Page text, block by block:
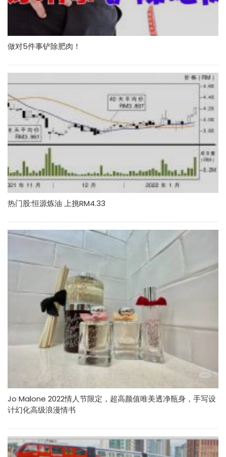
做对5件事铲除肥肉！
热门股:恒源炼油 上挑RM4.33
Jo Malone 2022情人节限定，超高颜值唯美透净瓶身，手写设
计幻化高级浪漫情书